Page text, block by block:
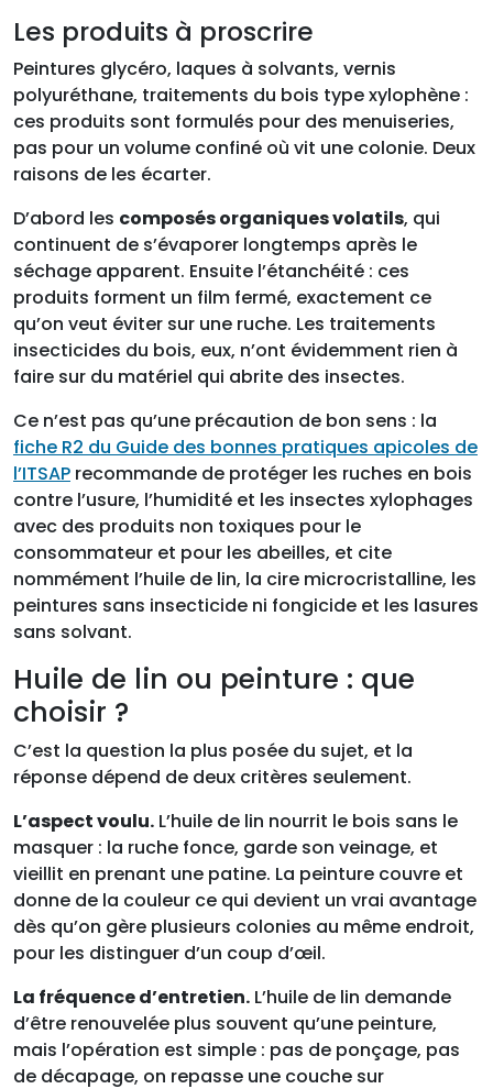
Les produits à proscrire
Peintures glycéro, laques à solvants, vernis
polyuréthane, traitements du bois type xylophène :
ces produits sont formulés pour des menuiseries,
pas pour un volume confiné où vit une colonie. Deux
raisons de les écarter.
D’abord les composés organiques volatils, qui
continuent de s’évaporer longtemps après le
séchage apparent. Ensuite l’étanchéité : ces
produits forment un film fermé, exactement ce
qu’on veut éviter sur une ruche. Les traitements
insecticides du bois, eux, n’ont évidemment rien à
faire sur du matériel qui abrite des insectes.
Ce n’est pas qu’une précaution de bon sens : la
fiche R2 du Guide des bonnes pratiques apicoles de
l’ITSAP recommande de protéger les ruches en bois
contre l’usure, l’humidité et les insectes xylophages
avec des produits non toxiques pour le
consommateur et pour les abeilles, et cite
nommément l’huile de lin, la cire microcristalline, les
peintures sans insecticide ni fongicide et les lasures
sans solvant.
Huile de lin ou peinture : que
choisir ?
C’est la question la plus posée du sujet, et la
réponse dépend de deux critères seulement.
L’aspect voulu. L’huile de lin nourrit le bois sans le
masquer : la ruche fonce, garde son veinage, et
vieillit en prenant une patine. La peinture couvre et
donne de la couleur ce qui devient un vrai avantage
dès qu’on gère plusieurs colonies au même endroit,
pour les distinguer d’un coup d’œil.
La fréquence d’entretien. L’huile de lin demande
d’être renouvelée plus souvent qu’une peinture,
mais l’opération est simple : pas de ponçage, pas
de décapage, on repasse une couche sur